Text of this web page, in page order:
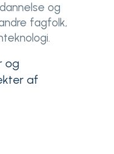
og
fagfolk,
og
af